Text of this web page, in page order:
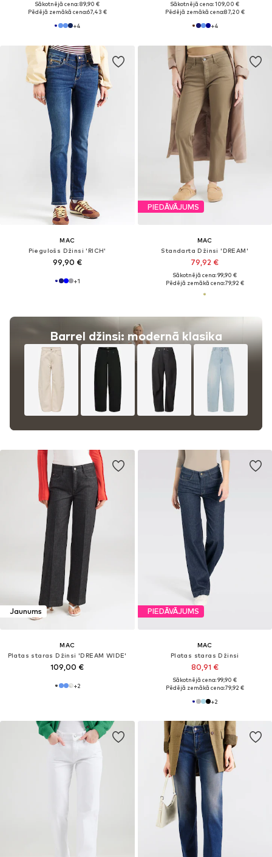
Sākotnējā cena: 89,90 €
Pēdējā zemākā cena:67,43 €
+4
Sākotnējā cena: 109,00 €
Pēdējā zemākā cena:87,20 €
+4
MAC
Piegulošs Džinsi 'RICH'
99,90 €
+1
Barrel džinsi: modernā klasika
PIEDĀVĀJUMS
MAC
Standarta Džinsi 'DREAM'
79,92 €
Sākotnējā cena: 99,90 €
Pēdējā zemākā cena:79,92 €
Jaunums
MAC
Platas staras Džinsi 'DREAM WIDE'
109,00 €
+2
PIEDĀVĀJUMS
MAC
Platas staras Džinsi
80,91 €
Sākotnējā cena: 99,90 €
Pēdējā zemākā cena:79,92 €
+2